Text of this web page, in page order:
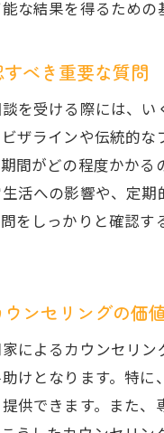
な結果を得るための
べき重要な質問
を受ける際には、
ザラインや伝統的
間がどの程度かか
活への影響や、定
をしっかりと確認
ンセリングの価
によるカウンセリ
けとなります。特
供できます。また